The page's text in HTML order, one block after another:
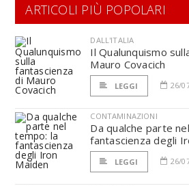
ARTICOLI PIÙ POPOLARI
DALL'ITALIA
Il Qualunquismo
Mauro Covacich
LEGGI 26/
CONTAMINAZIONI
Da qualche parte
fantascienza degli
LEGGI 26/